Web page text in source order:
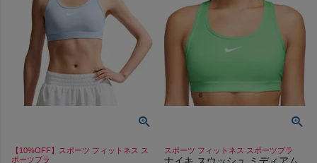
通学
ビジネス
もっと見る
インフィット INFIT
【10%OFF】スポーツ フィットネス ス
ポーツブラ
スポーツ フィットネス スポーツブラ